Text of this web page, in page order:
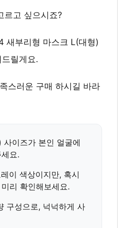
르고 싶으시죠?
새부리형 마스크 L(대형)
릴게요.
스러운 구매 하시길 바라
사이즈가 본인 얼굴에
요.
이 색상이지만, 혹시
리 확인해보세요.
구성으로, 넉넉하게 사